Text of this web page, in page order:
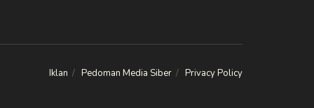
Iklan Pedoman Media Siber Privacy Policy